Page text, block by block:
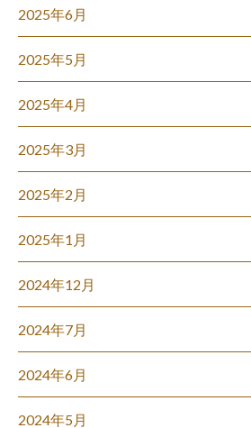
2025年6月
2025年5月
2025年4月
2025年3月
2025年2月
2025年1月
2024年12月
2024年7月
2024年6月
2024年5月